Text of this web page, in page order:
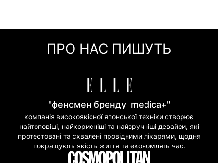
Покупка частинами (Моно Банк)
ПРО НАС ПИШУТЬ
"феномен бренду medica+"
компанія високоякісної японської техніки створює
найтоповіші, найкорисніші та найзручніші девайси, які
протестовані та схвалені провідними лікарями, щодня
покращують якість життя та економлять час.